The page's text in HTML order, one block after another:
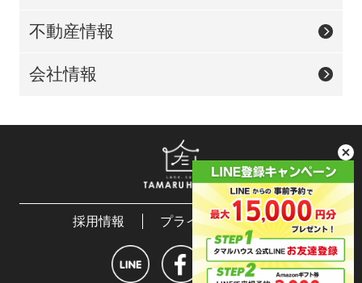
不動産情報
会社情報
採用情報 プライバシーポリシー